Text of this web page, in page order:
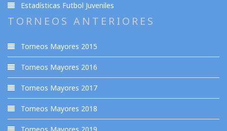
Estadísticas Futbol Juveniles
TORNEOS ANTERIORES
Torneos Mayores 2015
Torneos Mayores 2016
Torneos Mayores 2017
Torneos Mayores 2018